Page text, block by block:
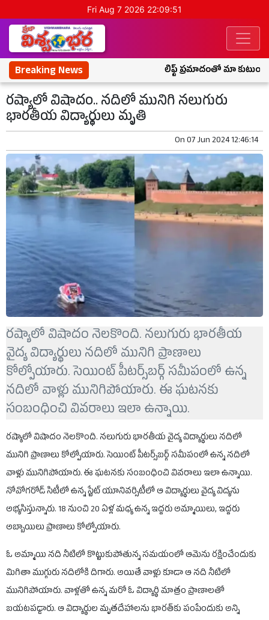
Fri Aug 7 2026 22:09:51
Breaking News లిఫ్ట్ ప్రమాదంతో మా
రష్యాలో విషాదం.. నదిలో మునిగి నలుగురు
భారతీయ విద్యార్థులు మృతి
On07 Jun 2024 12:46:14
ర‌ష్యాలో విషాదం నెలకొంది. న‌లుగురు భార‌తీయ
వైద్య విద్యార్థులు న‌దిలో మునిగి ప్రాణాలు
కోల్పోయారు. సెయింట్ పీట‌ర్స్‌బ‌ర్గ్ స‌మీపంలో ఉన్న
న‌దిలో వాళ్లు మునిగిపోయారు. ఈ ఘటనకు
సంబంధించి వివరాలు ఇలా ఉన్నాయి.
ర‌ష్యాలో విషాదం నెలకొంది. న‌లుగురు భార‌తీయ వైద్య విద్యార్థులు న‌దిలో
మునిగి ప్రాణాలు కోల్పోయారు. సెయింట్ పీట‌ర్స్‌బ‌ర్గ్ స‌మీపంలో ఉన్న న‌దిలో
వాళ్లు మునిగిపోయారు. ఈ ఘటనకు సంబంధించి వివరాలు ఇలా ఉన్నాయి.
నోవోగ‌రోడ్ సిటీలో ఉన్న స్టేట్ యూనివ‌ర్సిటీలో ఆ విద్యార్థులు వైద్య విద్య‌ను
అభ్య‌సిస్తున్నారు. 18 నుంచి 20 ఏళ్ల మ‌ధ్య ఉన్న ఇద్ద‌రు అమ్మాయిలు, ఇద్ద‌రు
అబ్బాయిలు ప్రాణాలు కోల్పోయారు.
ఓ అమ్మాయి న‌ది నీటిలో కొట్టుకుపోతున్న స‌మ‌యంలో ఆమెను ర‌క్షించేందుకు
మిగితా ముగ్గురు న‌దిలోకి దిగారు. అయితే వాళ్లు కూడా ఆ న‌ది నీటిలో
మునిగిపోయారు. వాళ్ల‌తో ఉన్న మ‌రో ఓ విద్యార్థి మాత్రం ప్రాణాలతో
బ‌య‌ట‌ప‌డ్డారు. ఆ విద్యార్థుల మృత‌దేహాల‌ను భార‌త్‌కు పంపేందుకు అన్ని